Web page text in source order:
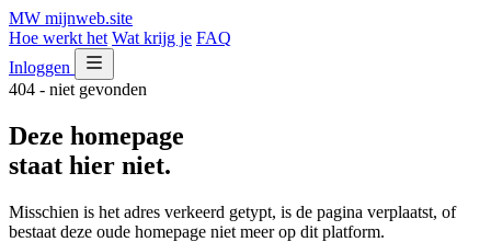
MW mijnweb.site
Hoe werkt het Wat krijg je FAQ
Inloggen
404 - niet gevonden
Deze homepage
staat hier niet.
Misschien is het adres verkeerd getypt, is de pagina verplaatst, of
bestaat deze oude homepage niet meer op dit platform.